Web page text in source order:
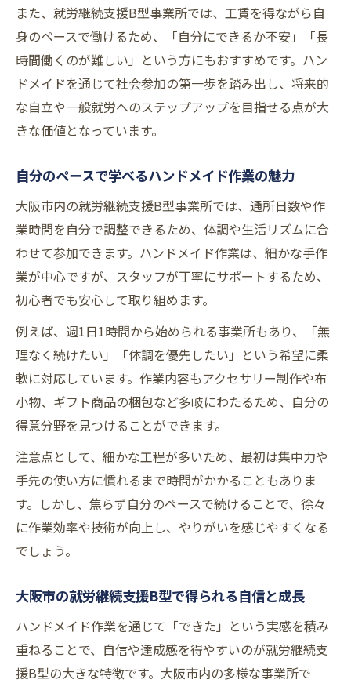
また、就労継続支援B型事業所では、工賃を得ながら自
身のペースで働けるため、「自分にできるか不安」「長
時間働くのが難しい」という方にもおすすめです。ハン
ドメイドを通じて社会参加の第一歩を踏み出し、将来的
な自立や一般就労へのステップアップを目指せる点が大
きな価値となっています。
自分のペースで学べるハンドメイド作業の魅力
大阪市内の就労継続支援B型事業所では、通所日数や作
業時間を自分で調整できるため、体調や生活リズムに合
わせて参加できます。ハンドメイド作業は、細かな手作
業が中心ですが、スタッフが丁寧にサポートするため、
初心者でも安心して取り組めます。
例えば、週1日1時間から始められる事業所もあり、「無
理なく続けたい」「体調を優先したい」という希望に柔
軟に対応しています。作業内容もアクセサリー制作や布
小物、ギフト商品の梱包など多岐にわたるため、自分の
得意分野を見つけることができます。
注意点として、細かな工程が多いため、最初は集中力や
手先の使い方に慣れるまで時間がかかることもありま
す。しかし、焦らず自分のペースで続けることで、徐々
に作業効率や技術が向上し、やりがいを感じやすくなる
でしょう。
大阪市の就労継続支援B型で得られる自信と成長
ハンドメイド作業を通じて「できた」という実感を積み
重ねることで、自信や達成感を得やすいのが就労継続支
援B型の大きな特徴です。大阪市内の多様な事業所で